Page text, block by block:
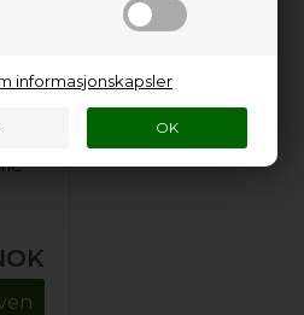
informasjonskapsler